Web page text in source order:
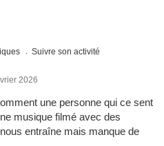
Suivre son activité
2026
une personne qui ce sent
musique filmé avec des
entraîne mais manque de